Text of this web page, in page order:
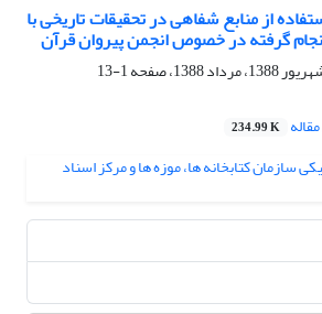
از منابع شفاهی در تحقیقات تاریخی با
گرفته در خصوص انجمن پیروان قرآن
1-13
234.99 K